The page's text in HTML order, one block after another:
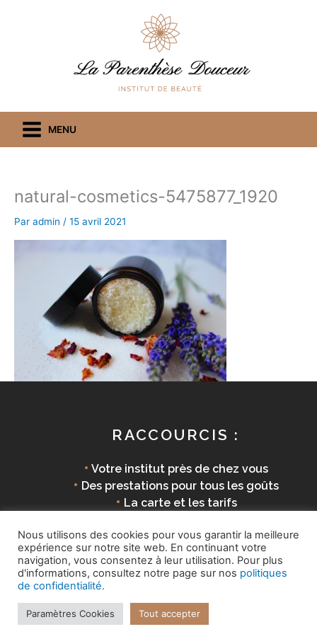
MENU
natural-cosmetics-5475877_1920
Par admin / 15 avril 2021
RACCOURCIS :
• Votre institut près de chez vous
• Des prestations pour tous les goûts
• La carte et les tarifs
Copyright © 2026 La Parenthèse Douceur |
légales
Site internet réalisé par7'extra!
Nous utilisons des cookies pour vous garantir la meilleure
expérience sur notre site web. En continuant votre
navigation, vous consentez à leur utilisation. Pour plus
d'informations, consultez notre page sur nos politiques
de confidentialité.
Paramètres Cookies Tout accepter